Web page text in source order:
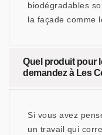
biodégradables
la façade comme
Quel produit pour
demandez à Les
Si vous avez
un travail qui